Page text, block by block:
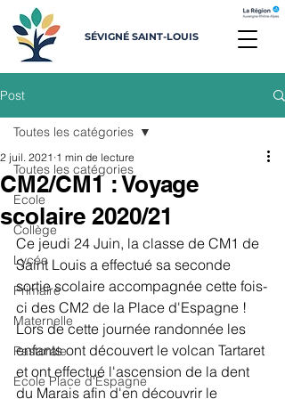
SÉVIGNÉ SAINT-LOUIS
Post
Toutes les catégories
Ecole
Collège
Lycée
Primaire
Maternelle
Pastorale
Ecole Place d'Espagne
Toutes les catégories
CM2/CM1 : Voyage
scolaire 2020/21
2 juil. 2021 1 min de lecture
Ce jeudi 24 Juin, la classe de CM1 de
Saint Louis a effectué sa seconde
sortie scolaire accompagnée cette fois-
ci des CM2 de la Place d'Espagne !
Lors de cette journée randonnée les
enfants ont découvert le volcan Tartaret
et ont effectué l'ascension de la dent
du Marais afin d'en découvrir le